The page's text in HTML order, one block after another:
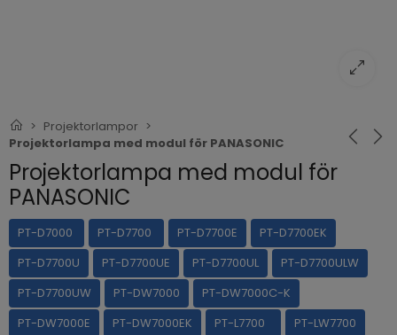
Projektorlampor
Projektorlampa med modul för PANASONIC
Projektorlampa med modul för
PANASONIC
PT-D7000 PT-D7700 PT-D7700E
PT-D7700EK
PT-D7700U
PT-D7700UE PT-D7700UL
PT-D7700ULW
PT-D7700UW
PT-DW7000
PT-DW7000C-K
PT-DW7000E
PT-DW7000EK PT-L7700
PT-LW7700